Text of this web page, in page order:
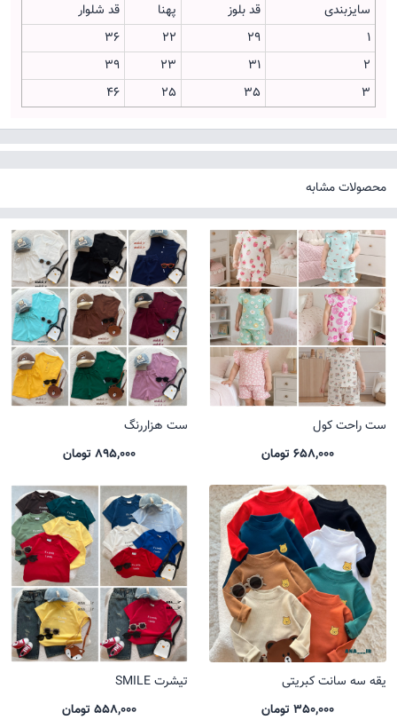
سایزبندی
قد بلوز پهنا
قد شلوار
1
29
22
36
2
31
23
39
3
35
25
46
محصولات مشابه
ست راحت کول
658,000 تومان
ست هزاررنگ
895,000 تومان
یقه سه سانت کبریتی
350,000 تومان
تیشرت SMILE
558,000 تومان